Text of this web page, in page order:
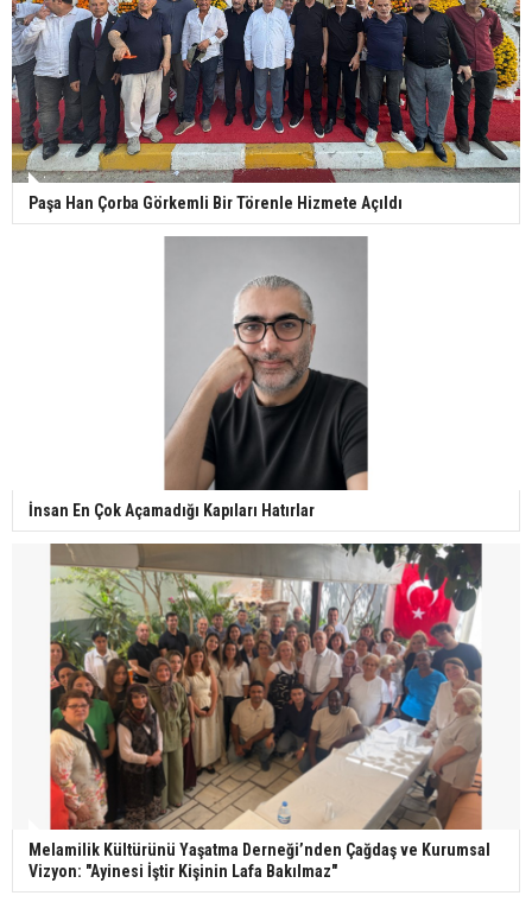
Paşa Han Çorba Görkemli Bir Törenle Hizmete Açıldı
İnsan En Çok Açamadığı Kapıları Hatırlar
Melamilik Kültürünü Yaşatma Derneği’nden Çağdaş ve Kurumsal
Vizyon: "Ayinesi İştir Kişinin Lafa Bakılmaz"